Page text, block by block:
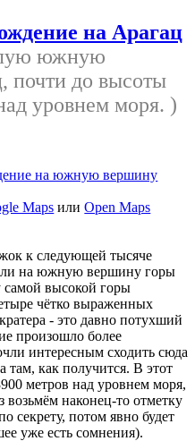
на Арагац
южную
почти до высоты
уровнем моря. )
на южную вершину
Maps илиOpen Maps
к следующей тысяче
на южную вершину горы
высокой горы
чётко выраженных
- это давно потухший
произошло более
интересным сходить сюда
там, как получится. В этот
метров над уровнем моря,
наконец-то отметку
секрету, потом явно будет
уже есть сомнения).